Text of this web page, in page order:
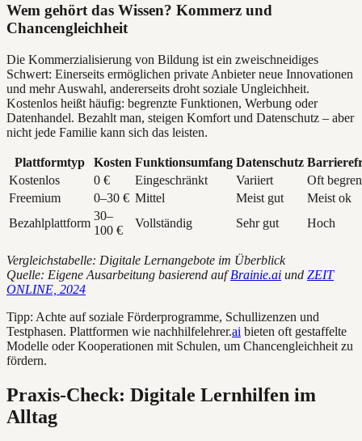
Wem gehört das Wissen? Kommerz und
Chancengleichheit
Die Kommerzialisierung von Bildung ist ein zweischneidiges
Schwert: Einerseits ermöglichen private Anbieter neue Innovationen
und mehr Auswahl, andererseits droht soziale Ungleichheit.
Kostenlos heißt häufig: begrenzte Funktionen, Werbung oder
Datenhandel. Bezahlt man, steigen Komfort und Datenschutz – aber
nicht jede Familie kann sich das leisten.
Plattformtyp Kosten Funktionsumfang Datenschutz
Kostenlos
0 € Eingeschränkt Variiert
Oft
Freemium
0–30 € Mittel Meist gut
Meist ok
Bezahlplattform
30–
100 €
Vollständig Sehr gut Hoch
Vergleichstabelle: Digitale Lernangebote im Überblick
Quelle: Eigene Ausarbeitung basierend aufBrainie.ai und ZEIT
ONLINE, 2024
Tipp: Achte auf soziale Förderprogramme, Schullizenzen und
Testphasen. Plattformen wie nachhilfelehrer.ai bieten oft gestaffelte
Modelle oder Kooperationen mit Schulen, um Chancengleichheit zu
fördern.
Praxis-Check: Digitale Lernhilfen im
Alltag